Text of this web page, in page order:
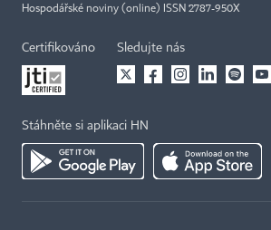
Hospodářské noviny (online) ISSN 2787-950X
Certifikováno Sledujte nás
Stáhněte si aplikaci HN